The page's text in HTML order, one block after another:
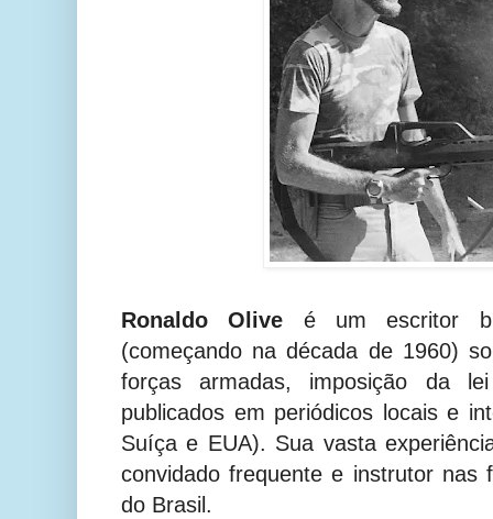
Ronaldo Olive é um escritor
(começando na década de 1960)
forças armadas, imposição da
publicados em periódicos locais e
Suíça e EUA). Sua vasta
convidado frequente e instrutor nas
do Brasil.